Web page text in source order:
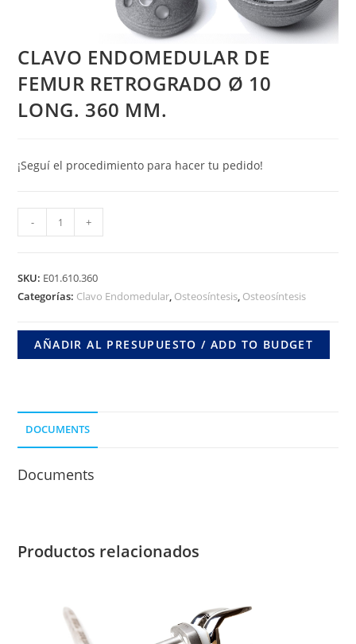
CLAVO ENDOMEDULAR DE
FEMUR RETROGRADO Ø 10
LONG. 360 MM.
¡Seguí el procedimiento para hacer tu pedido!
ENDOMEDULAR
FEMUR
RETROGRADO
LONG.
cantidad
- +
SKU: E01.610.360
Categorías: Clavo Endomedular, Osteosíntesis, Osteosíntesis
AÑADIR AL PRESUPUESTO / ADD TO BUDGET
DOCUMENTS
Documents
Productos relacionados